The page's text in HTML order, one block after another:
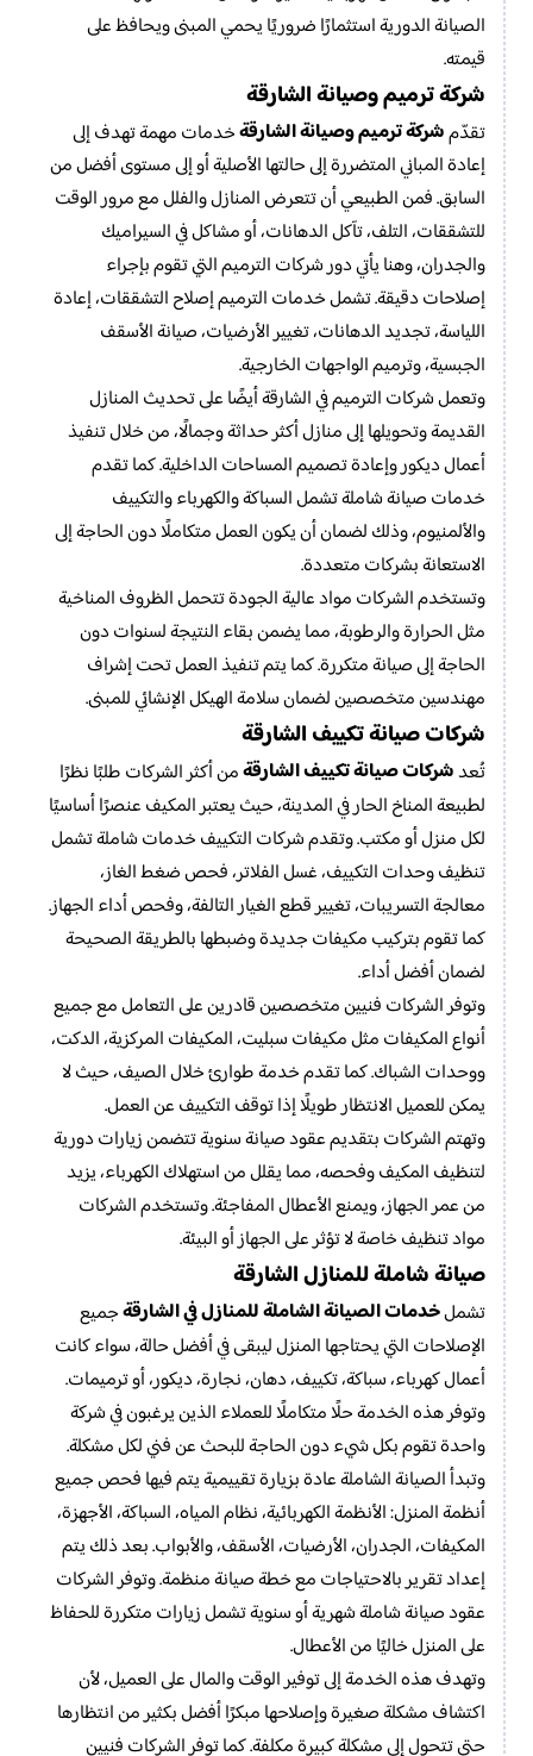
الصيانة الدورية استثمارًا ضروريًا يحمي المبنى ويحافظ على
قيمته.
شركة ترميم وصيانة الشارقة
تقدّمشركة ترميم وصيانة الشارقةخدمات مهمة تهدف إلى
إعادة المباني المتضررة إلى حالتها الأصلية أو إلى مستوى أفضل من
السابق. فمن الطبيعي أن تتعرض المنازل والفلل مع مرور الوقت
للتشققات، التلف، تآكل الدهانات، أو مشاكل في السيراميك
والجدران، وهنا يأتي دور شركات الترميم التي تقوم بإجراء
إصلاحات دقيقة. تشمل خدمات الترميم إصلاح التشققات، إعادة
اللياسة، تجديد الدهانات، تغيير الأرضيات، صيانة الأسقف
الجبسية، وترميم الواجهات الخارجية.
وتعمل شركات الترميم في الشارقة أيضًا على تحديث المنازل
القديمة وتحويلها إلى منازل أكثر حداثة وجمالًا، من خلال تنفيذ
أعمال ديكور وإعادة تصميم المساحات الداخلية. كما تقدم
خدمات صيانة شاملة تشمل السباكة والكهرباء والتكييف
والألمنيوم، وذلك لضمان أن يكون العمل متكاملًا دون الحاجة إلى
الاستعانة بشركات متعددة.
وتستخدم الشركات مواد عالية الجودة تتحمل الظروف المناخية
مثل الحرارة والرطوبة، مما يضمن بقاء النتيجة لسنوات دون
الحاجة إلى صيانة متكررة. كما يتم تنفيذ العمل تحت إشراف
مهندسين متخصصين لضمان سلامة الهيكل الإنشائي للمبنى.
شركات صيانة تكييف الشارقة
تُعدشركات صيانة تكييف الشارقةمن أكثر الشركات طلبًا نظرًا
لطبيعة المناخ الحار في المدينة، حيث يعتبر المكيف عنصرًا أساسيًا
لكل منزل أو مكتب. وتقدم شركات التكييف خدمات شاملة تشمل
تنظيف وحدات التكييف، غسل الفلاتر، فحص ضغط الغاز،
معالجة التسريبات، تغيير قطع الغيار التالفة، وفحص أداء الجهاز.
كما تقوم بتركيب مكيفات جديدة وضبطها بالطريقة الصحيحة
لضمان أفضل أداء.
وتوفر الشركات فنيين متخصصين قادرين على التعامل مع جميع
أنواع المكيفات مثل مكيفات سبليت، المكيفات المركزية، الدكت،
ووحدات الشباك. كما تقدم خدمة طوارئ خلال الصيف، حيث لا
يمكن للعميل الانتظار طويلًا إذا توقف التكييف عن العمل.
وتهتم الشركات بتقديم عقود صيانة سنوية تتضمن زيارات دورية
لتنظيف المكيف وفحصه، مما يقلل من استهلاك الكهرباء، يزيد
من عمر الجهاز، ويمنع الأعطال المفاجئة. وتستخدم الشركات
مواد تنظيف خاصة لا تؤثر على الجهاز أو البيئة.
صيانة شاملة للمنازل الشارقة
تشملخدمات الصيانة الشاملة للمنازل في الشارقةجميع
الإصلاحات التي يحتاجها المنزل ليبقى في أفضل حالة، سواء كانت
أعمال كهرباء، سباكة، تكييف، دهان، نجارة، ديكور، أو ترميمات.
وتوفر هذه الخدمة حلًا متكاملًا للعملاء الذين يرغبون في شركة
واحدة تقوم بكل شيء دون الحاجة للبحث عن فني لكل مشكلة.
وتبدأ الصيانة الشاملة عادة بزيارة تقييمية يتم فيها فحص جميع
أنظمة المنزل: الأنظمة الكهربائية، نظام المياه، السباكة، الأجهزة،
المكيفات، الجدران، الأرضيات، الأسقف، والأبواب. بعد ذلك يتم
إعداد تقرير بالاحتياجات مع خطة صيانة منظمة. وتوفر الشركات
عقود صيانة شاملة شهرية أو سنوية تشمل زيارات متكررة للحفاظ
على المنزل خاليًا من الأعطال.
وتهدف هذه الخدمة إلى توفير الوقت والمال على العميل، لأن
اكتشاف مشكلة صغيرة وإصلاحها مبكرًا أفضل بكثير من انتظارها
حتى تتحول إلى مشكلة كبيرة مكلفة. كما توفر الشركات فنيين